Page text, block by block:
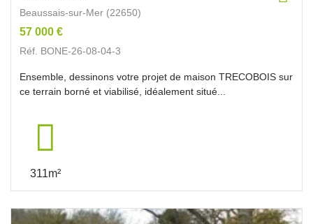
Beaussais-sur-Mer (22650)
57 000 €
Réf. BONE-26-08-04-3
Ensemble, dessinons votre projet de maison TRECOBOIS sur
ce terrain borné et viabilisé, idéalement situé...
311m²